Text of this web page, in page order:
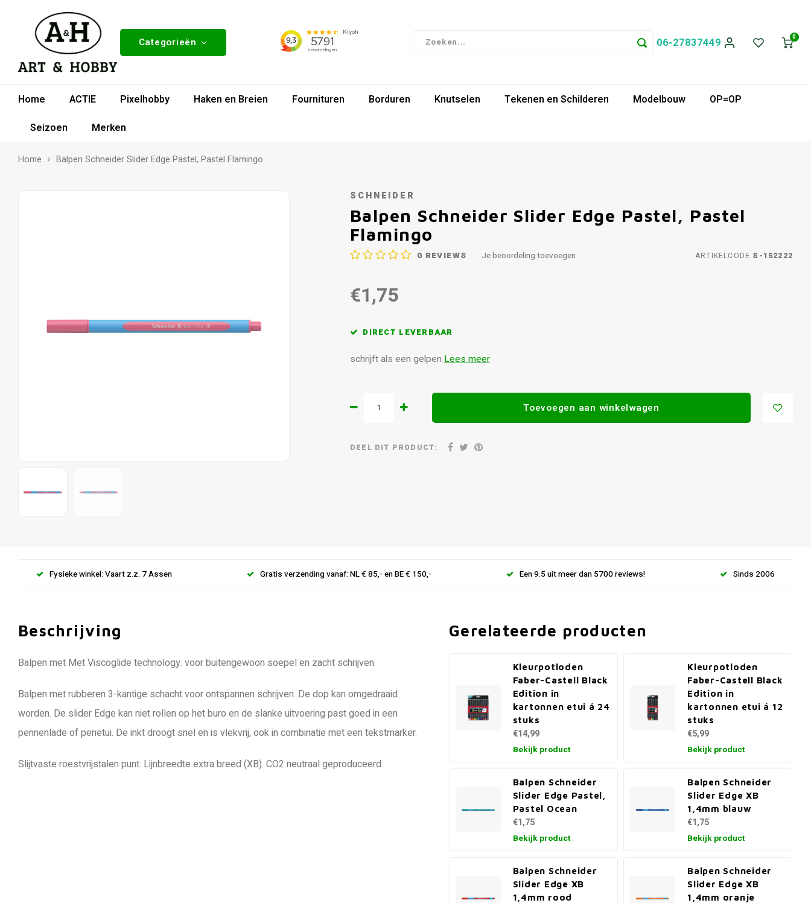
Categorieën 06-27837449 0
Home ACTIE Pixelhobby Haken en Breien Fournituren Borduren Knutselen Tekenen en Schilderen Modelbouw
OP=OP
Seizoen
Merken
Home Balpen Schneider Slider Edge Pastel, Pastel Flamingo
SCHNEIDER
Balpen Schneider Slider Edge Pastel, Pastel
Flamingo
0 REVIEWS Je beoordeling toevoegen ARTIKELCODE S-152222
€1,75
DIRECT LEVERBAAR
schrijft als een gelpen Lees meer
Toevoegen aan winkelwagen
DEEL DIT PRODUCT:
Fysieke winkel: Vaart z.z. 7 Assen Gratis verzending vanaf: NL € 85,- en BE € 150,- Een 9.5 uit meer dan 5700 reviews! Sinds 2006
Beschrijving
Balpen met Met Viscoglide technology. voor buitengewoon soepel en zacht schrijven.
Balpen met rubberen 3-kantige schacht voor ontspannen schrijven. De dop kan omgedraaid
worden. De slider Edge kan niet rollen op het buro en de slanke uitvoering past goed in een
pennenlade of penetui. De inkt droogt snel en is vlekvrij, ook in combinatie met een tekstmarker.
Slijtvaste roestvrijstalen punt. Lijnbreedte extra breed (XB). CO2 neutraal geproduceerd.
Gerelateerde producten
Kleurpotloden
Faber-Castell Black
Edition in
kartonnen etui á 24
stuks
€14,99
Bekijk product
Kleurpotloden
Faber-Castell Black
Edition in
kartonnen etui á 12
stuks
€5,99
Bekijk product
Balpen Schneider
Slider Edge Pastel,
Pastel Ocean
€1,75
Bekijk product
Balpen Schneider
Slider Edge XB
1,4mm blauw
€1,75
Bekijk product
Balpen Schneider
Slider Edge XB
1,4mm rood
Balpen Schneider
Slider Edge XB
1,4mm oranje